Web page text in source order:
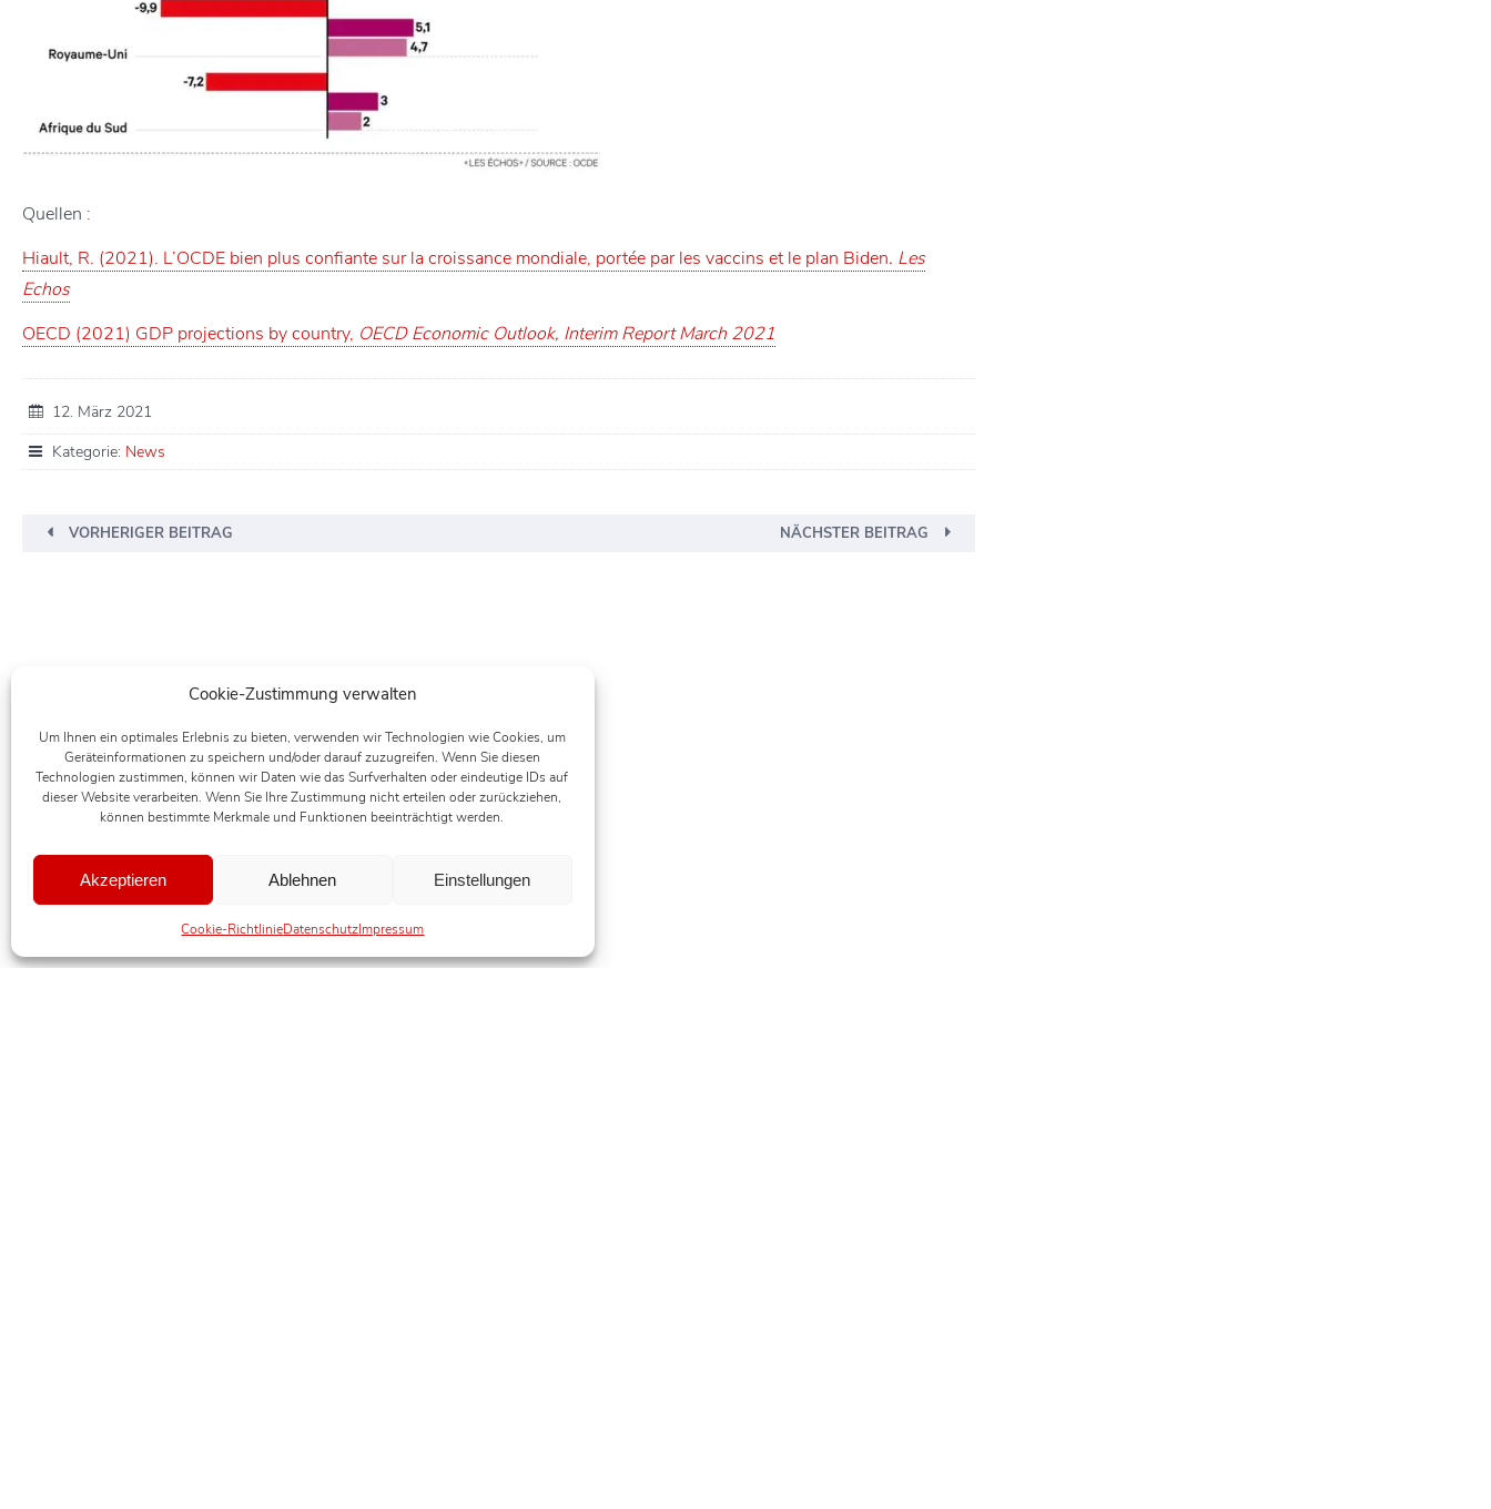
Cookie-Zustimmung verwalten
Um Ihnen ein optimales Erlebnis zu bieten, verwenden wir Technologien wie Cookies, um
Geräteinformationen zu speichern und/oder darauf zuzugreifen. Wenn Sie diesen
Technologien zustimmen, können wir Daten wie das Surfverhalten oder eindeutige IDs auf
dieser Website verarbeiten. Wenn Sie Ihre Zustimmung nicht erteilen oder zurückziehen,
können bestimmte Merkmale und Funktionen beeinträchtigt werden.
Akzeptieren Ablehnen Einstellungen
Cookie-RichtlinieDatenschutzImpressum
Quellen :
Hiault, R. (2021). L’OCDE bien plus confiante sur la croissance mondiale, portée par les vaccins et le plan Biden. Les
Echos
OECD (2021) GDP projections by country, OECD Economic Outlook, Interim Report March 2021
12. März 2021
Kategorie: News
VORHERIGER BEITRAG NÄCHSTER BEITRAG